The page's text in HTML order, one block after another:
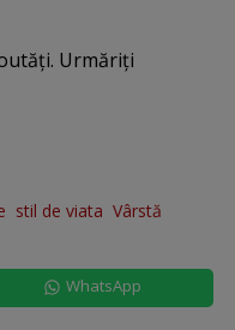
Urmăriți
stil de viata Vârstă
WhatsApp